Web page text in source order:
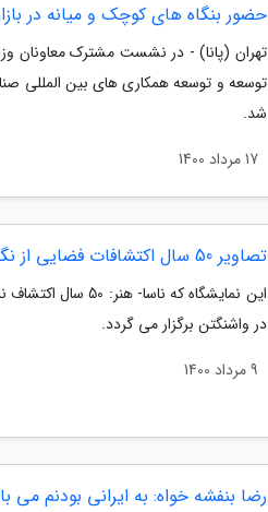
حضور بنگاه های کوچک و میانه در
تهران (پانا) - در نشست مشترک معاونان
شد.
17 مرداد 1400
تصاویر 50 سال اکتشافات فضایی از نگاه هنر
در واشنگتن برگزار می گردد.
9 مرداد 1400
رضا بنفشه خواه: به ایرانی بودنم می